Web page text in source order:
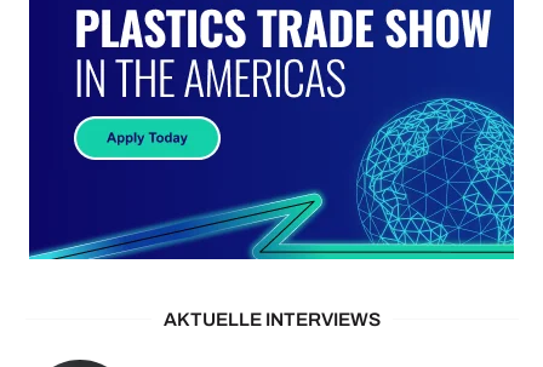
AKTUELLE INTERVIEWS